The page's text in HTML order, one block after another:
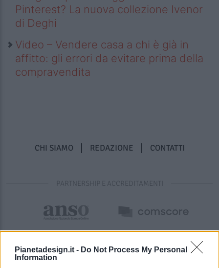
Pianetadesign.it - Do Not Process My Personal
Information
Pinterest? La nuova collezione Ivenor
di Deghi
Video – Vendere casa a chi è già in
affitto: gli errori da evitare prima della
compravendita
CHI SIAMO REDAZIONE CONTATTI
PARTNERSHIP E ACCREDITAMENTI